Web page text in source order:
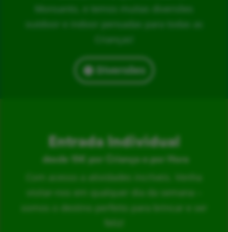
Monsanto, e temos muitas diversões
outdoor e indoor pensadas para todas as
Crianças!
Diversões
Entrada Individual
desde 15€ por Criança e por Hora
Com acesso a atividades incríveis. Venha
visitar-nos em qualquer dia da semana –
somos o destino perfeito para brincar e ser